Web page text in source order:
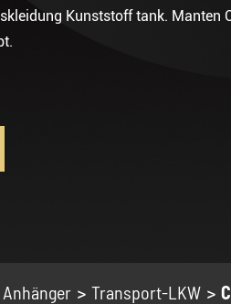
Kunststoff tank.
Transport-LKW